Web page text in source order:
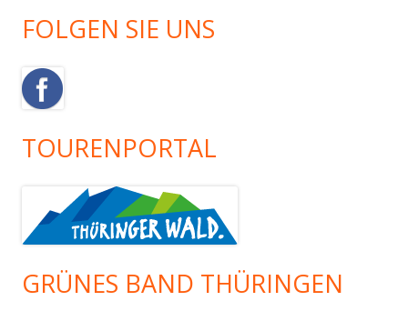
FOLGEN SIE UNS
TOURENPORTAL
GRÜNES BAND THÜRINGEN